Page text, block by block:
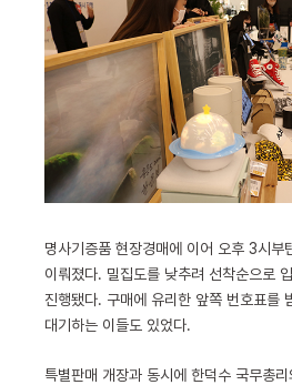
명사기증품 현장경매에 이어 오후 3시부
이뤄졌다. 밀집도를 낮추려 선착순으로
진행됐다. 구매에 유리한 앞쪽 번호표를
대기하는 이들도 있었다.
특별판매 개장과 동시에 한덕수 국무총리